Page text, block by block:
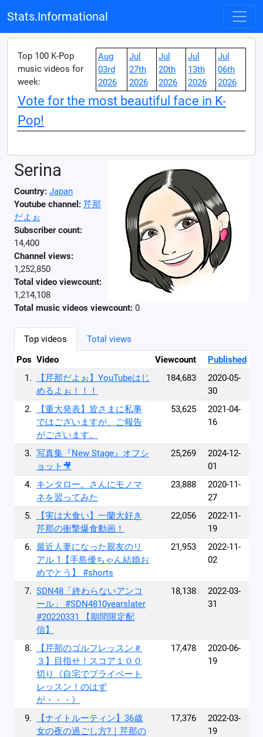
Stats.Informational
Top 100 K-Pop
music videos for
week:
Aug
03rd
2026
Jul
27th
2026
Jul
20th
2026
Jul
13th
2026
Jul
06th
2026
Vote for the most beautiful face in K-
Pop!
Serina
Country: Japan
Youtube channel: 芹那
だよぉ
Subscriber count:
14,400
Channel views:
1,252,850
Total video viewcount:
1,214,108
Total music videos viewcount: 0
Top videos
Total views
Pos Video Viewcount
Published
1.
【芹那だよぉ】YouTubeはじ
めるよぉ！！！
184,683
2020-05-
30
2.
【重大発表】皆さまに私事
ではございますが、ご報告
がございます。
53,625
2021-04-
16
3. 写真集『New Stage』オフシ
ョット🎥
25,269
2024-12-
01
4. キンタロー。さんにモノマ
ネを習ってみた
23,888
2020-11-
27
5.
【実は大食い】一蘭大好き
芹那の衝撃爆食動画！
22,056
2022-11-
19
6. 最近人妻になった親友のリ
アル 1【手島優ちゃん結婚お
めでとう】 #shorts
21,953
2022-11-
02
7. SDN48「終わらないアンコ
ール」 #SDN4810yearslater
#20220331 【期間限定配
信】
18,138
2022-03-
31
8.
【芹那のゴルフレッスン＃
３】目指せ！スコア１００
切り《自宅でプライベート
レッスン！のはず
が・・・》
17,478
2020-06-
19
9.
【ナイトルーティン】36歳
女の夜の過ごし方?｜芹那の
17,376
2022-03-
19